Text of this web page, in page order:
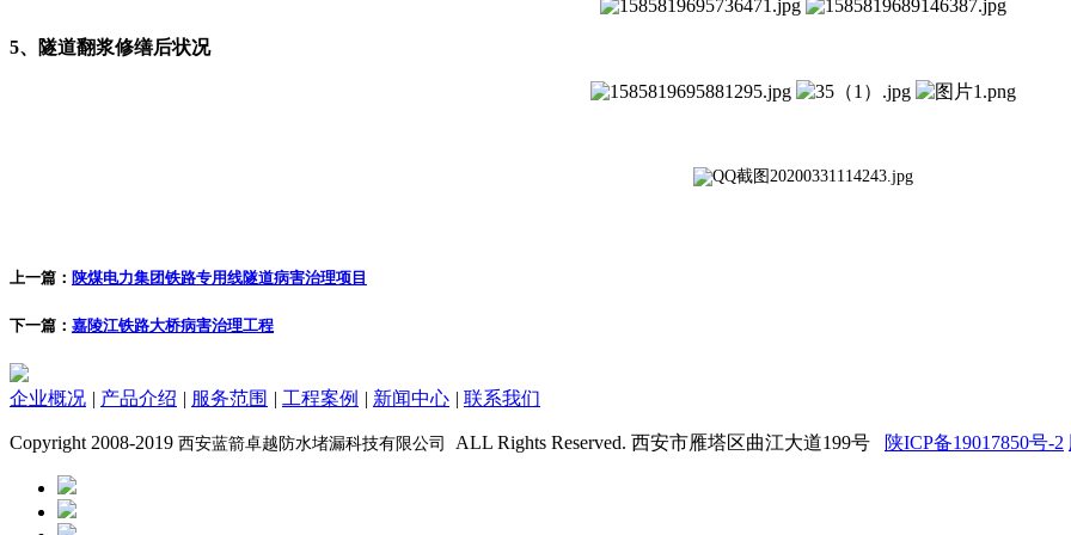
5、隧道翻浆修缮后状况
上一篇： 陕煤电力集团铁路专用线隧道病害治理项目
下一篇： 嘉陵江铁路大桥病害治理工程
企业概况 | 产品介绍 | 服务范围 | 工程案例 | 新闻中心 | 联系我们
Copyright 2008-2019 西安蓝箭卓越防水堵漏科技有限公司 ALL Rights Reserved. 西安市雁塔区曲江大道199号 陕ICP备19017850号-2